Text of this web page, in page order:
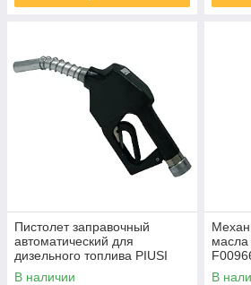
Пистолет заправочный
автоматический для
дизельного топлива PIUSI
A60 60л/мин F00603060
В наличии
масла
В